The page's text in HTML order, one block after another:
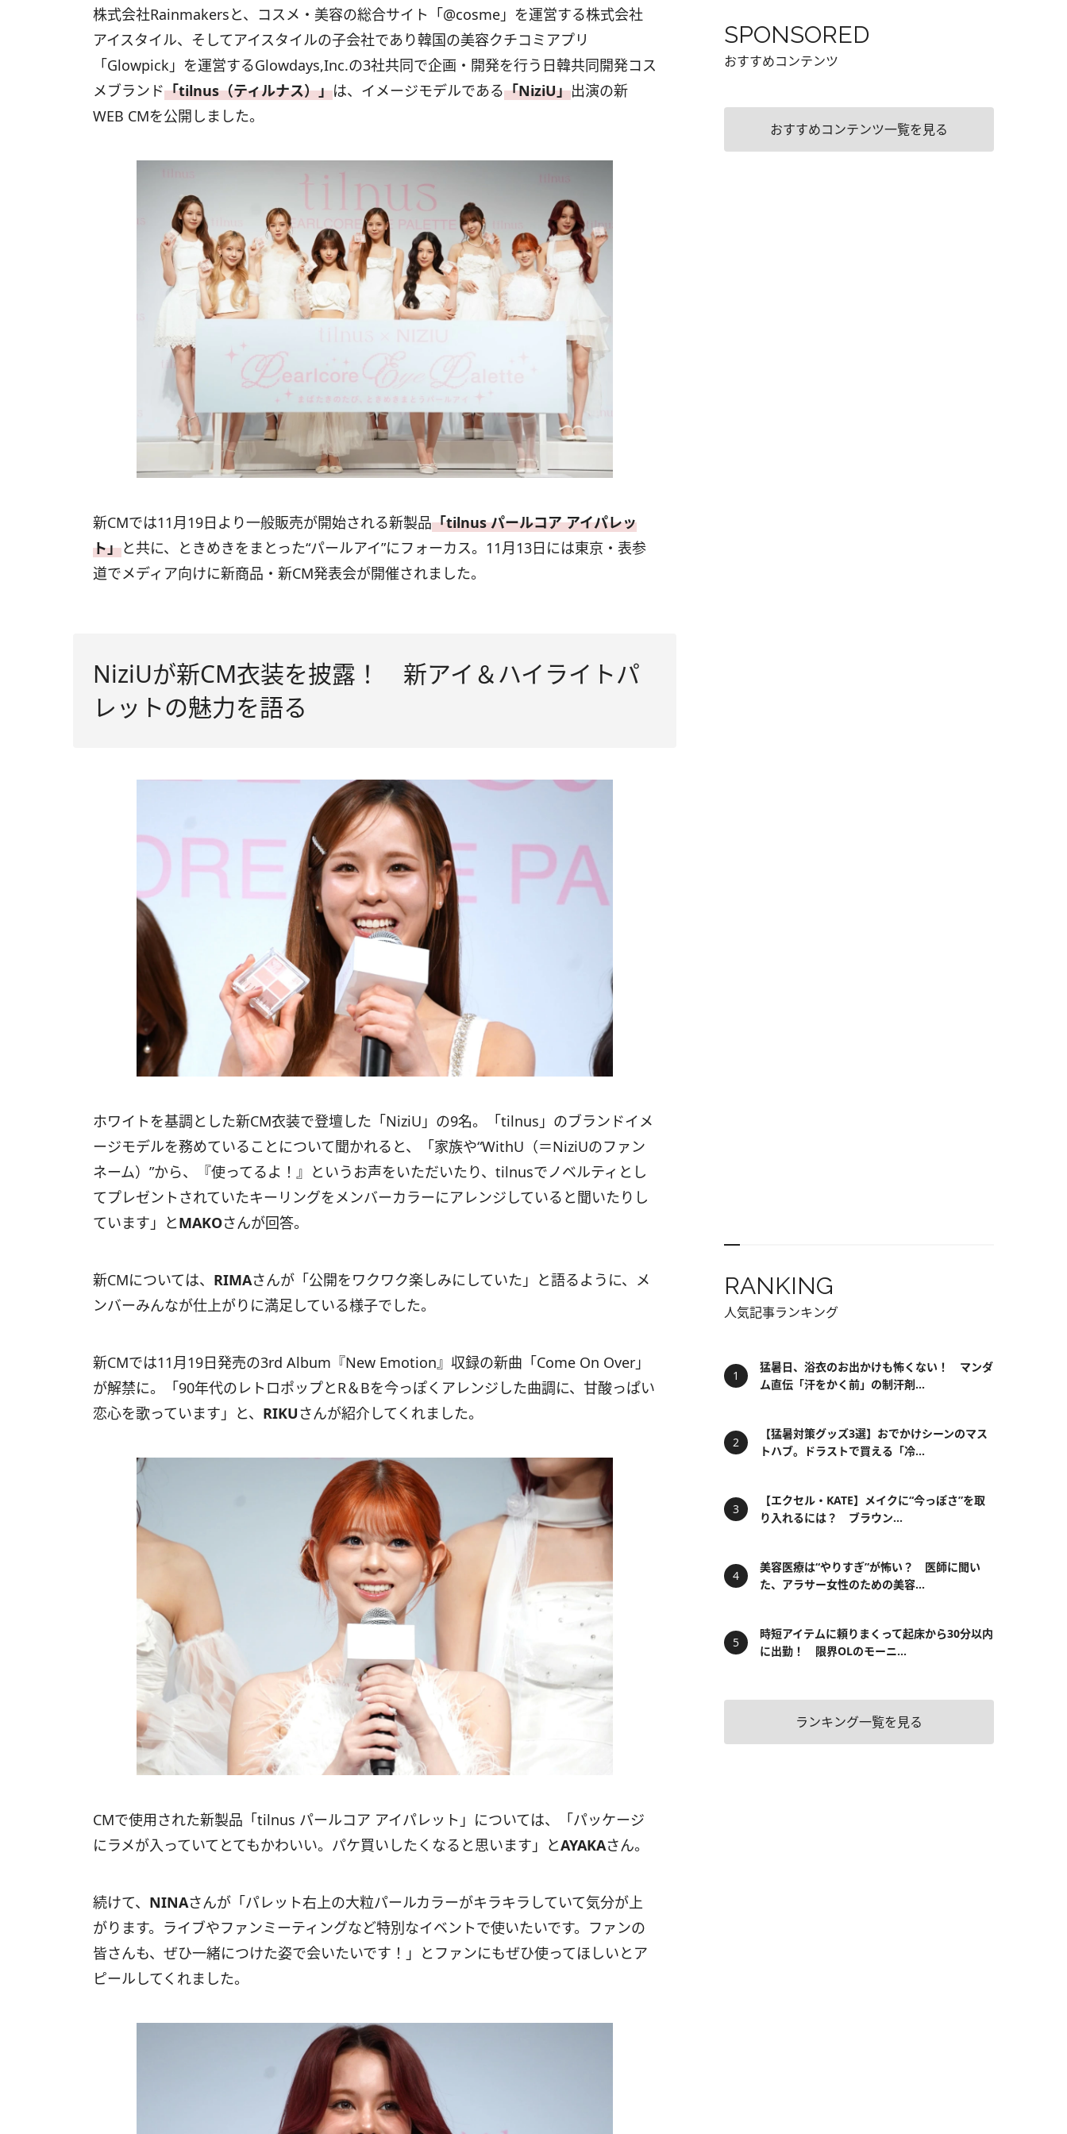
株式会社Rainmakersと、コスメ・美容の総合サイト「@cosme」を運営する株式会社
アイスタイル、そしてアイスタイルの子会社であり韓国の美容クチコミアプリ
「Glowpick」を運営するGlowdays,Inc.の3社共同で企画・開発を行う日韓共同開発コス
メブランド「tilnus（ティルナス）」は、イメージモデルである「NiziU」出演の新
WEB CMを公開しました。
新CMでは11月19日より一般販売が開始される新製品「tilnus パールコア アイパレッ
ト」と共に、ときめきをまとった“パールアイ”にフォーカス。11月13日には東京・表参
道でメディア向けに新商品・新CM発表会が開催されました。
NiziUが新CM衣装を披露！ 新アイ＆ハイライトパ
レットの魅力を語る
ホワイトを基調とした新CM衣装で登壇した「NiziU」の9名。「tilnus」のブランドイメ
ージモデルを務めていることについて聞かれると、「家族や“WithU（＝NiziUのファン
ネーム）”から、『使ってるよ！』というお声をいただいたり、tilnusでノベルティとし
てプレゼントされていたキーリングをメンバーカラーにアレンジしていると聞いたりし
ています」とMAKOさんが回答。
新CMについては、 RIMAさんが「公開をワクワク楽しみにしていた」と語るように、メ
ンバーみんなが仕上がりに満足している様子でした。
新CMでは11月19日発売の3rd Album『New Emotion』収録の新曲「Come On Over」
が解禁に。「90年代のレトロポップとR＆Bを今っぽくアレンジした曲調に、甘酸っぱい
恋心を歌っています」と、 RIKUさんが紹介してくれました。
CMで使用された新製品「tilnus パールコア アイパレット」については、「パッケージ
にラメが入っていてとてもかわいい。パケ買いしたくなると思います」とAYAKAさん。
続けて、 NINAさんが「パレット右上の大粒パールカラーがキラキラしていて気分が上
がります。ライブやファンミーティングなど特別なイベントで使いたいです。ファンの
皆さんも、ぜひ一緒につけた姿で会いたいです！」とファンにもぜひ使ってほしいとア
ピールしてくれました。
SPONSORED
おすすめコンテンツ
おすすめコンテンツ一覧を見る
RANKING
人気記事ランキング
猛暑日、浴衣のお出かけも怖くない！ マンダ
ム直伝「汗をかく前」の制汗剤...
【猛暑対策グッズ3選】おでかけシーンのマス
トハブ。ドラストで買える「冷...
【エクセル・KATE】メイクに“今っぽさ”を取
り入れるには？ ブラウン...
美容医療は“やりすぎ”が怖い？ 医師に聞い
た、アラサー女性のための美容...
時短アイテムに頼りまくって起床から30分以内
に出勤！ 限界OLのモーニ...
ランキング一覧を見る